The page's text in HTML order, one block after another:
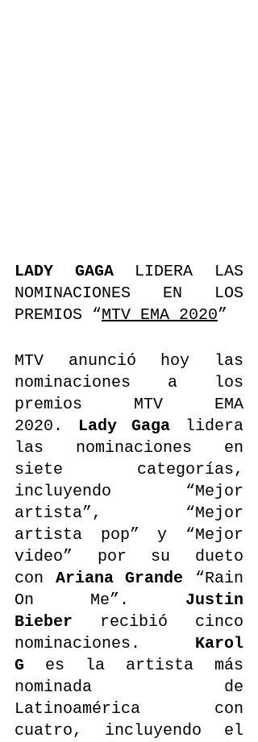
LADY GAGA LIDERA LAS
NOMINACIONES EN LOS
PREMIOS “MTV EMA 2020”
MTV anunció hoy las
nominaciones a los
premios MTV EMA
2020.
Lady Gaga lidera
las nominaciones en
siete categorías,
incluyendo “Mejor
artista”, “Mejor
artista pop” y “Mejor
video” por su dueto
con Ariana Grande “Rain
On Me”. Justin
Bieber recibió cinco
nominaciones. Karol
G es la artista más
nominada de
Latinoamérica con
cuatro, incluyendo el